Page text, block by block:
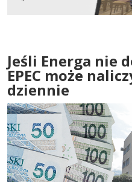
Jeśli Energa nie
EPEC może
dziennie